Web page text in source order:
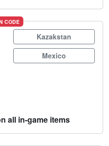
CODE
Kazakstan
Mexico
all in-game items